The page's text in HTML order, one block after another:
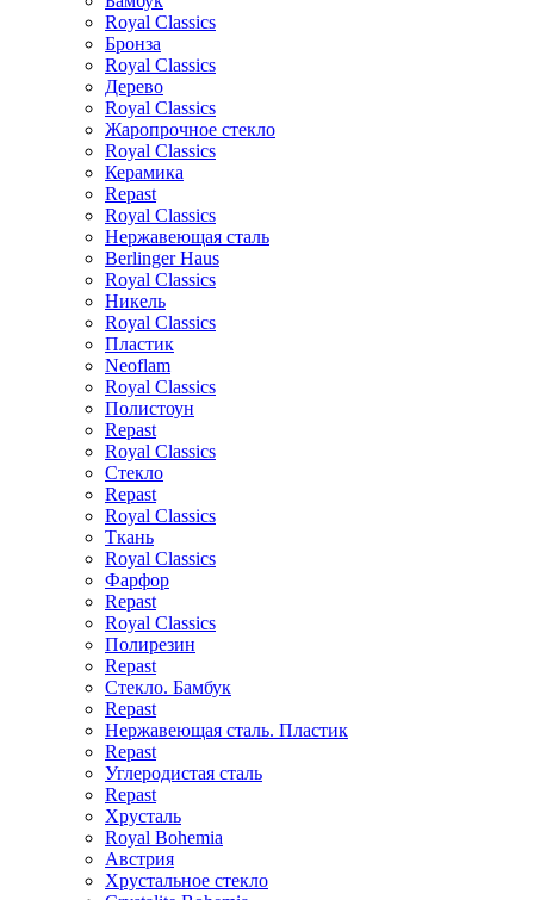
Royal Classics
Бронза
Royal Classics
Дерево
Royal Classics
Жаропрочное стекло
Royal Classics
Керамика
Repast
Royal Classics
Нержавеющая сталь
Berlinger Haus
Royal Classics
Никель
Royal Classics
Пластик
Neoflam
Royal Classics
Полистоун
Repast
Royal Classics
Стекло
Repast
Royal Classics
Ткань
Royal Classics
Фарфор
Repast
Royal Classics
Полирезин
Repast
Стекло. Бамбук
Repast
Нержавеющая сталь. Пластик
Repast
Углеродистая сталь
Repast
Хрусталь
Royal Bohemia
Австрия
Хрустальное стекло